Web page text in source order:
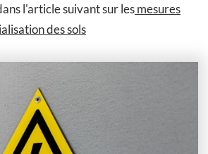
l'article suivant sur lesmesures
des sols